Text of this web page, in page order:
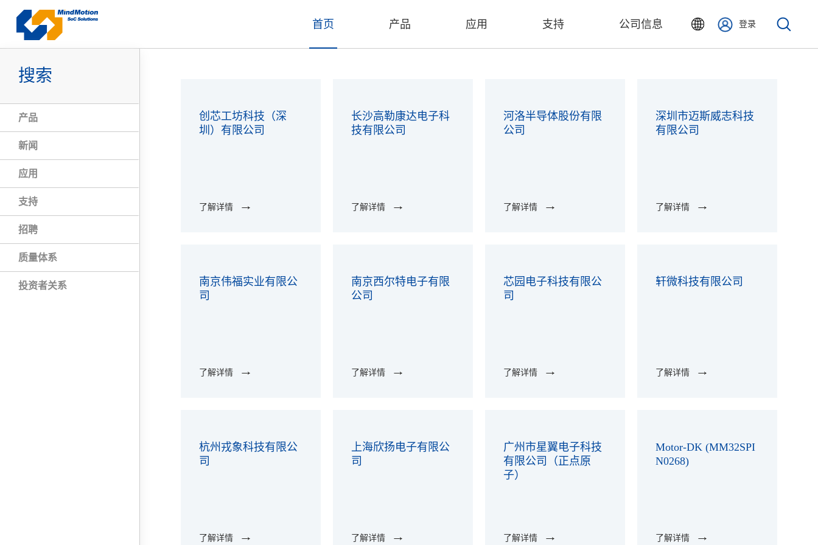
首页 产品 应用 支持 公司信息 登录
搜索
产品
新闻
应用
支持
招聘
质量体系
投资者关系
创芯工坊科技（深
圳）有限公司
了解详情
长沙高勒康达电子科
技有限公司
了解详情
河洛半导体股份有限
公司
了解详情
深圳市迈斯威志科技
有限公司
了解详情
南京伟福实业有限公
司
了解详情
南京西尔特电子有限
公司
了解详情
芯园电子科技有限公
司
了解详情
轩微科技有限公司
了解详情
杭州戎象科技有限公
司
了解详情
上海欣扬电子有限公
司
了解详情
广州市星翼电子科技
有限公司（正点原
子）
了解详情
Motor-DK (MM32SPI
N0268)
了解详情